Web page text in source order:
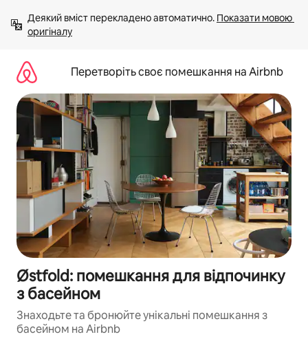
вмісту
Деякий вміст перекладено автоматично. Показати мовою
оригіналу
Перетворіть своє помешкання на Airbnb
Østfold: помешкання для відпочинку
з басейном
Знаходьте та бронюйте унікальні помешкання з
басейном на Airbnb